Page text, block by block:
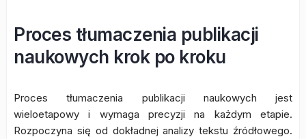
Proces tłumaczenia publikacji
naukowych krok po kroku
Proces tłumaczenia publikacji naukowych jest
wieloetapowy i wymaga precyzji na każdym etapie.
Rozpoczyna się od dokładnej analizy tekstu źródłowego.